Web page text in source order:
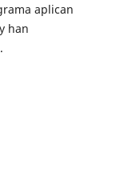
aplican
han